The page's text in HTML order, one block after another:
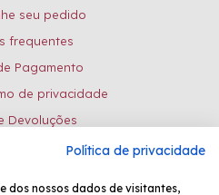
seu pedido
frequentes
Pagamento
de privacidade
Devoluções
pagamento:Política de privacidade
dos nossos dados de visitantes,